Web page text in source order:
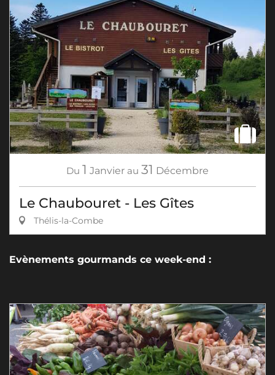
Du 1 Janvier au 31 Décembre
Le Chaubouret - Les Gîtes
Thélis-la-Combe
Evènements gourmands ce week-end :